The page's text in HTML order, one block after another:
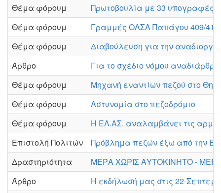
Θέμα φόρουμ
Πρωτοβουλία με 33 υπογραφές
Θέμα φόρουμ
Γραμμές ΟΑΣΑ Παπάγου 409/413
Θέμα φόρουμ
Διαβούλευση για την
Άρθρο
Για το σχέδιο νόμου
Θέμα φόρουμ
Μηχανή εναντίων πεζού στο
Θέμα φόρουμ
Αστυνομία στο πεζοδρόμιο
Θέμα φόρουμ
Η ΕΛ.ΑΣ. αναλαμβάνει τις
Επιστολή Πολιτών
Πρόβλημα πεζών έξω από την
Δραστηριότητα
ΜΕΡΑ ΧΩΡΙΣ ΑΥΤΟΚΙΝΗΤΟ -
Άρθρο
Η εκδήλωσή μας στις 22-